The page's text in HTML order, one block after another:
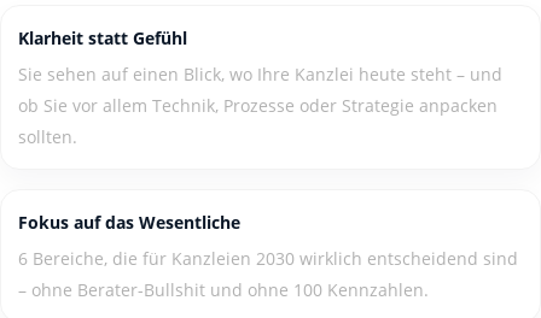
Klarheit statt Gefühl
Sie sehen auf einen Blick, wo Ihre Kanzlei heute steht – und
ob Sie vor allem Technik, Prozesse oder Strategie anpacken
sollten.
Fokus auf das Wesentliche
6 Bereiche, die für Kanzleien 2030 wirklich entscheidend sind
– ohne Berater-Bullshit und ohne 100 Kennzahlen.